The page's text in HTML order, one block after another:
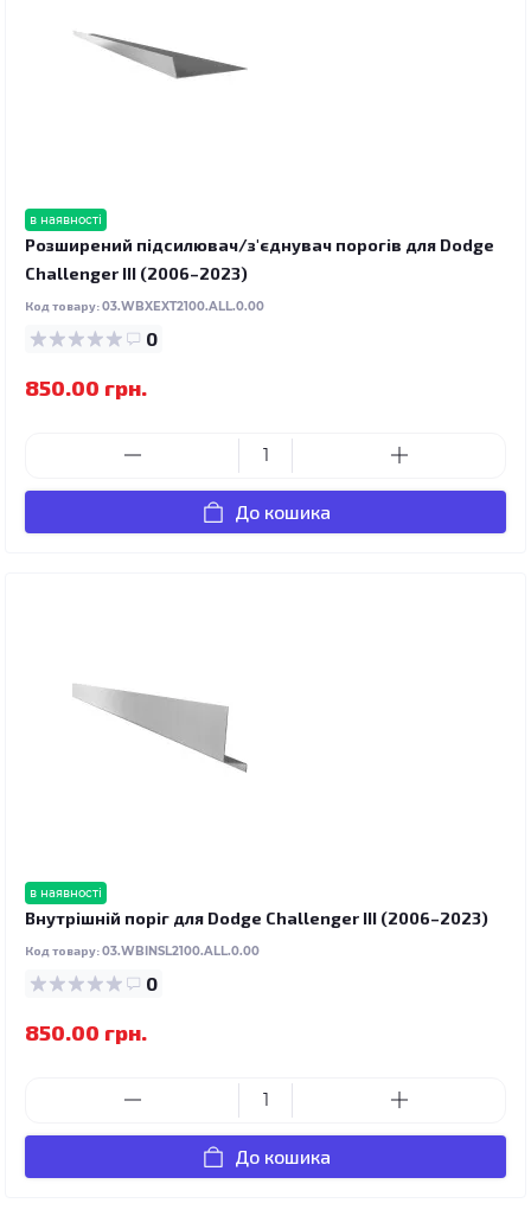
в наявності
Розширений підсилювач/з'єднувач порогів для Dodge
Challenger III (2006–2023)
Код товару:03.WBXEXT2100.ALL.0.00
0
850.00 грн.
До кошика
в наявності
Внутрішній поріг для Dodge Challenger III (2006–2023)
Код товару:03.WBINSL2100.ALL.0.00
0
850.00 грн.
До кошика